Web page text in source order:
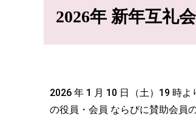
2026年 新年互礼
2026 年 1 月 10 日（土）19 時
の役員・会員 ならびに賛助会員